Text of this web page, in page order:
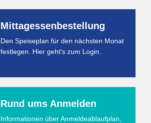
Mittagessenbestellung
Den Speiseplan für den nächsten Monat
festlegen. Hier geht's zum Login.
Rund ums Anmelden
Informationen über Anmeldeablaufplan,